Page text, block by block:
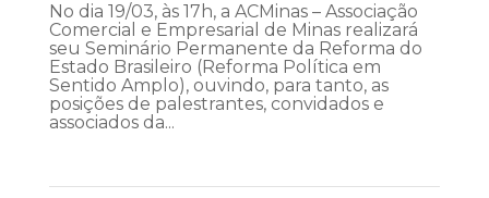
No dia 19/03, às 17h, a ACMinas – Associação
Comercial e Empresarial de Minas realizará
seu Seminário Permanente da Reforma do
Estado Brasileiro (Reforma Política em
Sentido Amplo), ouvindo, para tanto, as
posições de palestrantes, convidados e
associados da...